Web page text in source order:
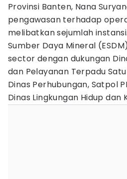
Provinsi Banten, Nana
pengawasan terhadap
melibatkan sejumlah
Sumber Daya Mineral
sector dengan dukungan
dan Pelayanan Terpadu Satu
Dinas Perhubungan, Satpol
Dinas Lingkungan Hidup dan